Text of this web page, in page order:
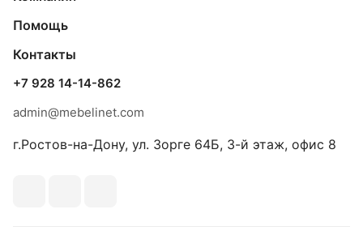
Помощь
Контакты
+7 928 14-14-862
admin@mebelinet.com
г.Ростов-на-Дону, ул. Зорге 64Б, 3-й этаж, офис 8